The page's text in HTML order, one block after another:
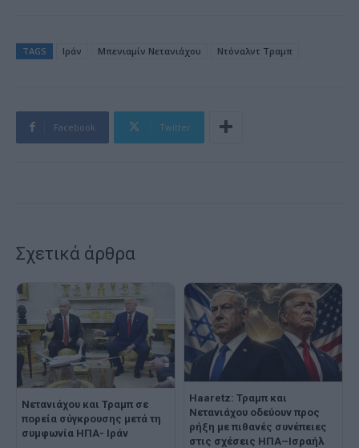
TAGS Ιράν Μπενιαμίν Νετανιάχου Ντόναλντ Τραμπ
Facebook Twitter
Σχετικά άρθρα
Νετανιάχου και Τραμπ σε
πορεία σύγκρουσης μετά τη
συμφωνία ΗΠΑ- Ιράν
Haaretz: Τραμπ και
Νετανιάχου οδεύουν προς
ρήξη με πιθανές συνέπειες
στις σχέσεις ΗΠΑ–Ισραήλ